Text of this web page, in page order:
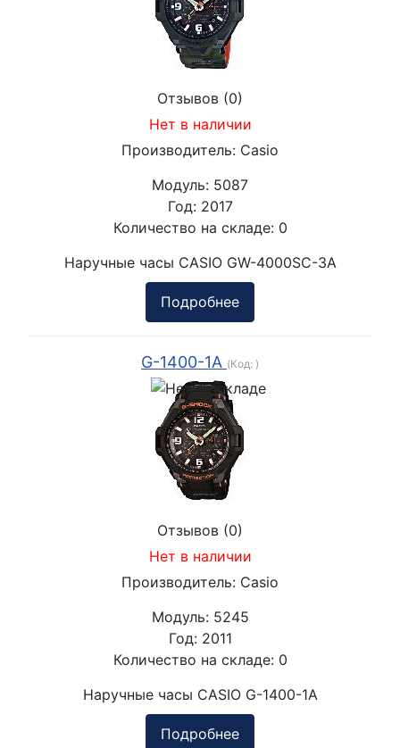
Отзывов (0)
Нет в наличии
Производитель: Casio
Модуль: 5087
Год: 2017
Количество на складе: 0
Наручные часы CASIO GW-4000SC-3A
Подробнее
G-1400-1A (Код: )
Отзывов (0)
Нет в наличии
Производитель: Casio
Модуль: 5245
Год: 2011
Количество на складе: 0
Наручные часы CASIO G-1400-1A
Подробнее